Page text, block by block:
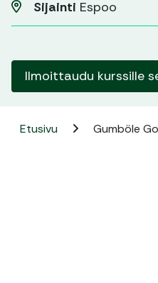
Sijainti Espoo
Ilmoittaudu kurssille
Etusivu Gumböle